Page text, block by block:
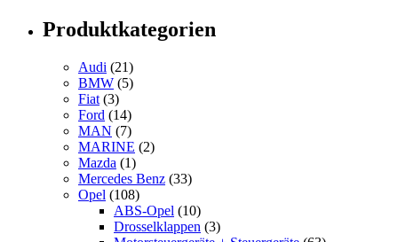
Produktkategorien
Audi (21)
BMW (5)
Fiat (3)
Ford (14)
MAN (7)
MARINE (2)
Mazda (1)
Mercedes Benz (33)
Opel (108)
ABS-Opel (10)
Drosselklappen (3)